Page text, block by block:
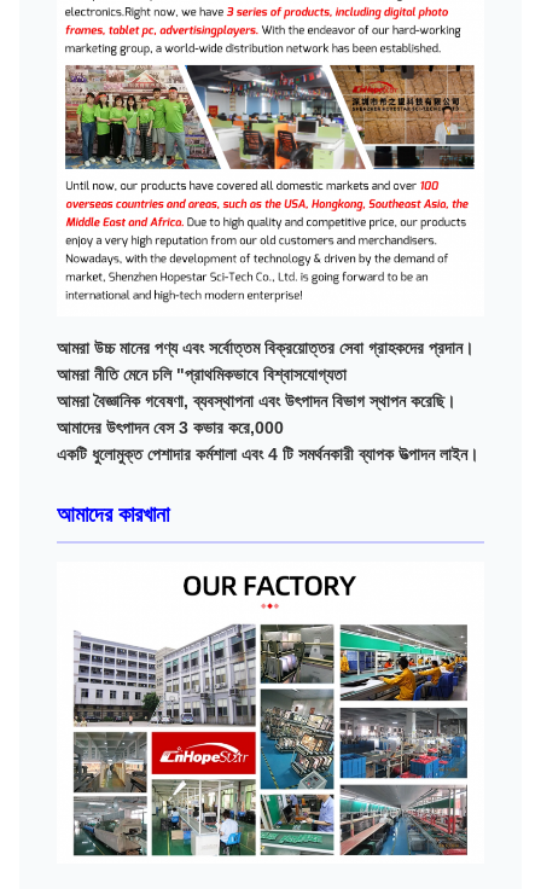
আমরা উচ্চ মানের পণ্য এবং সর্বোত্তম বিক্রয়োত্তর সেবা গ্রাহকদের প্রদান।
আমরা নীতি মেনে চলি "প্রাথমিকভাবে বিশ্বাসযোগ্যতা
আমরা বৈজ্ঞানিক গবেষণা, ব্যবস্থাপনা এবং উৎপাদন বিভাগ স্থাপন করেছি।
আমাদের উৎপাদন বেস 3 কভার করে,000
একটি ধুলোমুক্ত পেশাদার কর্মশালা এবং 4 টি সমর্থনকারী ব্যাপক উত্পাদন লাইন।
আমাদের কারখানা